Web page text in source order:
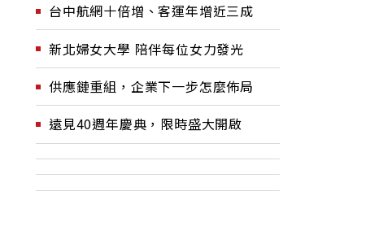
台中航網十倍增、客運年增近三成
新北婦女大學 陪伴每位女力發光
供應鏈重組，企業下一步怎麼佈局
遠見40週年慶典，限時盛大開啟